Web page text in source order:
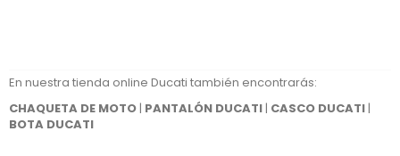
En nuestra tienda online Ducati también encontrarás:
CHAQUETA DE MOTO| PANTALÓN DUCATI| CASCO DUCATI|
BOTA DUCATI